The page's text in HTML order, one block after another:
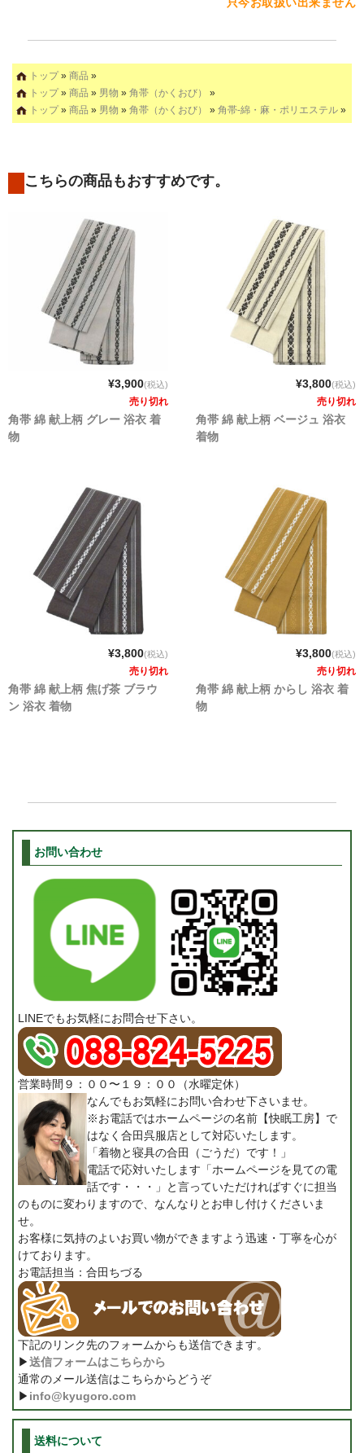
只今お取扱い出来ません
トップ» 商品 »
トップ» 商品 » 男物 » 角帯（かくおび）
»
トップ» 商品 » 男物 » 角帯（かくおび） » 角帯-綿・麻・ポリエステル »
こちらの商品もおすすめです。
¥3,900(税込)
売り切れ
角帯 綿 献上柄 グレー 浴衣 着
物
¥3,800(税込)
売り切れ
角帯 綿 献上柄 ベージュ 浴衣
着物
¥3,800(税込)
売り切れ
角帯 綿 献上柄 焦げ茶 ブラウ
ン 浴衣 着物
¥3,800(税込)
売り切れ
角帯 綿 献上柄 からし 浴衣 着
物
お問い合わせ
LINEでもお気軽にお問合せ下さい。
営業時間９：００〜１９：００（水曜定休）
なんでもお気軽にお問い合わせ下さいませ。
※お電話ではホームページの名前【快眠工房】で
はなく合田呉服店として対応いたします。
「着物と寝具の合田（ごうだ）です！」
電話で応対いたします「ホームページを見ての電
話です・・・」と言っていただければすぐに担当
のものに変わりますので、なんなりとお申し付けくださいま
せ。
お客様に気持のよいお買い物ができますよう迅速・丁寧を心が
けております。
お電話担当：合田ちづる
下記のリンク先のフォームからも送信できます。
▶送信フォームはこちらから
通常のメール送信はこちらからどうぞ
▶ info@kyugoro.com
送料について